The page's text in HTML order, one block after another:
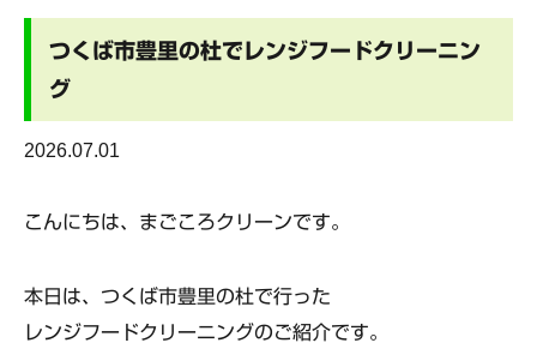
つくば市豊里の杜でレンジフードクリーニン
グ
2026.07.01
こんにちは、まごころクリーンです。
本日は、つくば市豊里の杜で行った
レンジフードクリーニングのご紹介です。